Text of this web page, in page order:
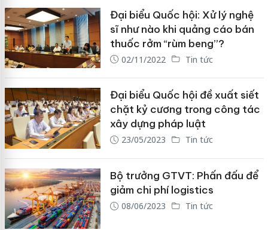
Đại biểu Quốc hội: Xử lý nghệ
sĩ như nào khi quảng cáo bán
thuốc rởm “rùm beng”?
02/11/2022 Tin tức
Đại biểu Quốc hội đề xuất siết
chặt kỷ cương trong công tác
xây dựng pháp luật
23/05/2023 Tin tức
Bộ trưởng GTVT: Phấn đấu để
giảm chi phí logistics
08/06/2023 Tin tức